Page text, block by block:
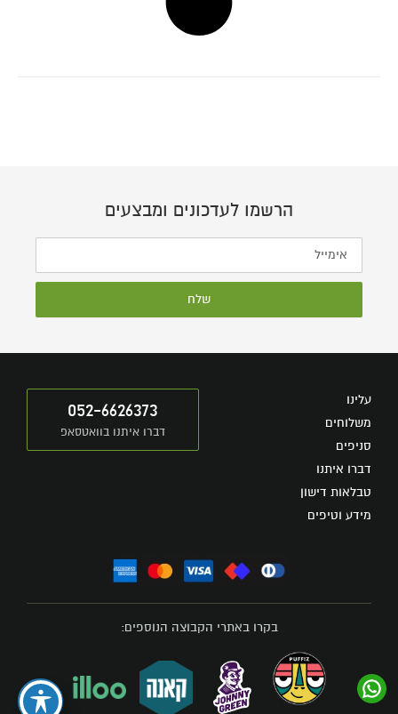
הרשמו לעדכונים ומבצעים
שלח
עלינו
משלוחים
סניפים
דברו איתנו
טבלאות דישון
מידע וטיפים
052-6626373
דברו איתנו בוואטסאפ
בקרו באתרי הקבוצה הנוספים: